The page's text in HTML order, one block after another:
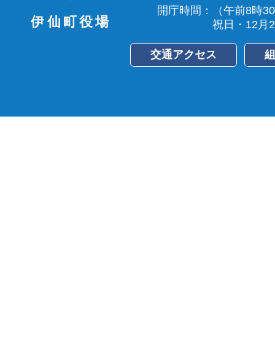
伊仙町役場
開庁時間：
（午前8時
祝日・12月
交通アクセス